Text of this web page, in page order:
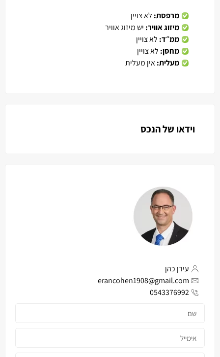
מרפסת: לא צויין
מיזוג אוויר: יש מיזוג אוויר
ממ״ד: לא צויין
מחסן: לא צויין
מעלית:אין מעלית
וידאו של הנכס
עירן כהן
erancohen1908@gmail.com
0543376992